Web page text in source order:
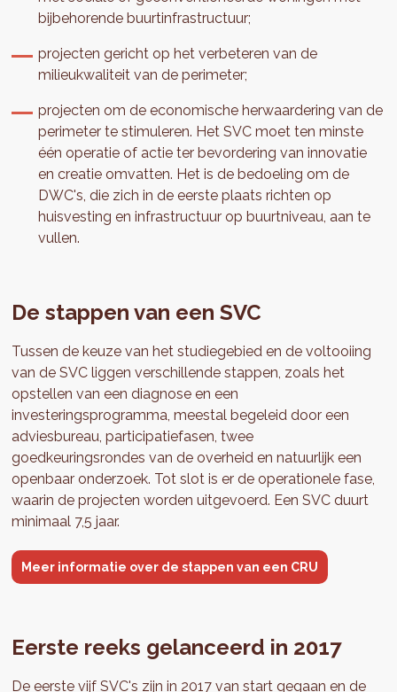
bijbehorende buurtinfrastructuur;
projecten gericht op het verbeteren van de
milieukwaliteit van de perimeter;
projecten om de economische herwaardering van de
perimeter te stimuleren. Het SVC moet ten minste
één operatie of actie ter bevordering van innovatie
en creatie omvatten. Het is de bedoeling om de
DWC's, die zich in de eerste plaats richten op
huisvesting en infrastructuur op buurtniveau, aan te
vullen.
De stappen van een SVC
Tussen de keuze van het studiegebied en de voltooiing
van de SVC liggen verschillende stappen, zoals het
opstellen van een diagnose en een
investeringsprogramma, meestal begeleid door een
adviesbureau, participatiefasen, twee
goedkeuringsrondes van de overheid en natuurlijk een
openbaar onderzoek. Tot slot is er de operationele fase,
waarin de projecten worden uitgevoerd. Een SVC duurt
minimaal 7,5 jaar.
Meer informatie over de stappen van een CRU
Eerste reeks gelanceerd in 2017
De eerste vijf SVC's zijn in 2017 van start gegaan en de